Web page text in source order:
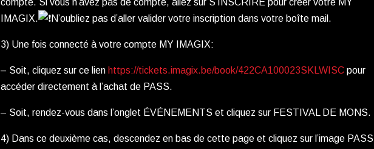
compte. Si vous n’avez pas de compte, allez sur S’INSCRIRE pour créer votre MY
IMAGIX.
N’oubliez pas d’aller valider votre inscription dans votre boîte mail.
3) Une fois connecté à votre compte MY IMAGIX:
– Soit, cliquez sur ce lien https://tickets.imagix.be/book/422CA100023SKLWISCpour
accéder directement à l’achat de PASS.
– Soit, rendez-vous dans l’onglet ÉVÉNEMENTS et cliquez sur FESTIVAL DE MONS.
4) Dans ce deuxième cas, descendez en bas de cette page et cliquez sur l’image PASS